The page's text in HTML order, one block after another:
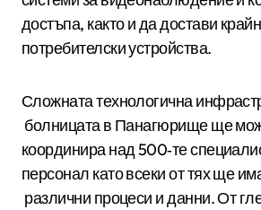
достъпа, както и да достави
потребителски устройства.
Сложната технологична
болницата в Панагюрище ще
координира над 500­‐те
персонал като всеки от тях ще
различни процеси и данни. От